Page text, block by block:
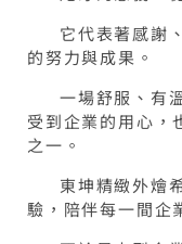
它代表著感謝
的努力與成果。
一場舒服、有
受到企業的用心，
之一。
東坤精緻外燴
驗，陪伴每一間企